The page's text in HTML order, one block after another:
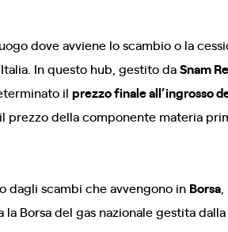
dove avviene lo scambio o la
In questo hub, gestito daSnam
il prezzo finale all’ingrosso
della componente materia
dagli scambi che avvengono in Borsa
Borsa del gas nazionale gestita dalla